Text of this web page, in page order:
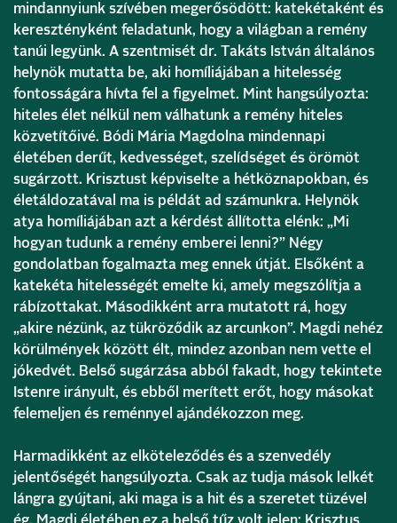
mindannyiunk szívében megerősödött: katekétaként és
keresztényként feladatunk, hogy a világban a remény
tanúi legyünk. A szentmisét dr. Takáts István általános
helynök mutatta be, aki homíliájában a hitelesség
fontosságára hívta fel a figyelmet. Mint hangsúlyozta:
hiteles élet nélkül nem válhatunk a remény hiteles
közvetítőivé. Bódi Mária Magdolna mindennapi
életében derűt, kedvességet, szelídséget és örömöt
sugárzott. Krisztust képviselte a hétköznapokban, és
életáldozatával ma is példát ad számunkra. Helynök
atya homíliájában azt a kérdést állította elénk: „Mi
hogyan tudunk a remény emberei lenni?” Négy
gondolatban fogalmazta meg ennek útját. Elsőként a
katekéta hitelességét emelte ki, amely megszólítja a
rábízottakat. Másodikként arra mutatott rá, hogy
„akire nézünk, az tükröződik az arcunkon”. Magdi nehéz
körülmények között élt, mindez azonban nem vette el
jókedvét. Belső sugárzása abból fakadt, hogy tekintete
Istenre irányult, és ebből merített erőt, hogy másokat
felemeljen és reménnyel ajándékozzon meg.
Harmadikként az elköteleződés és a szenvedély
jelentőségét hangsúlyozta. Csak az tudja mások lelkét
lángra gyújtani, aki maga is a hit és a szeretet tüzével
ég. Magdi életében ez a belső tűz volt jelen: Krisztus